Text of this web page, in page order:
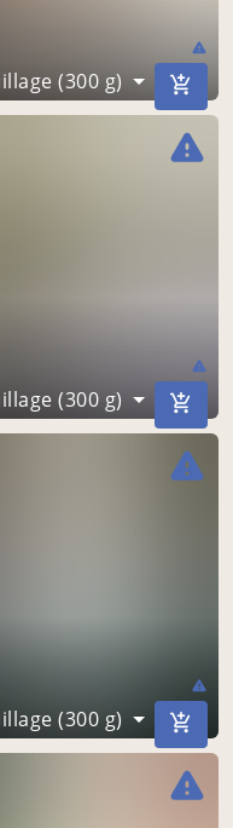
warning
(300 g)
warning
(300 g)
warning
warning
(300 g)
warning
warning